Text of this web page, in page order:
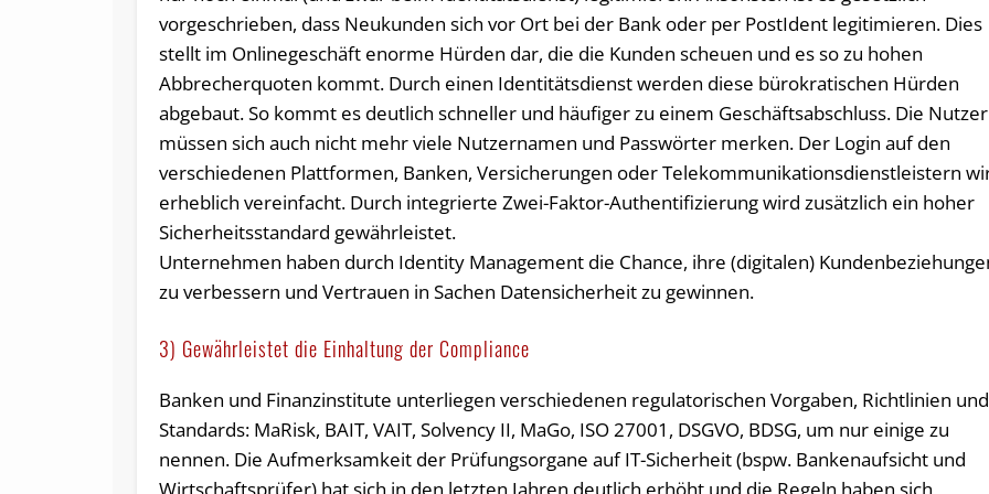
vorgeschrieben, dass Neukunden sich vor Ort bei der Bank oder per PostIdent legitimieren. Dies
stellt im Onlinegeschäft enorme Hürden dar, die die Kunden scheuen und es so zu hohen
Abbrecherquoten kommt. Durch einen Identitätsdienst werden diese bürokratischen Hürden
abgebaut. So kommt es deutlich schneller und häufiger zu einem Geschäftsabschluss. Die Nutzer
müssen sich auch nicht mehr viele Nutzernamen und Passwörter merken. Der Login auf den
verschiedenen Plattformen, Banken, Versicherungen oder Telekommunikationsdienstleistern
erheblich vereinfacht. Durch integrierte Zwei-Faktor-Authentifizierung wird zusätzlich ein hoher
Sicherheitsstandard gewährleistet.
Unternehmen haben durch Identity Management die Chance, ihre (digitalen)
zu verbessern und Vertrauen in Sachen Datensicherheit zu gewinnen.
3) Gewährleistet die Einhaltung der Compliance
Banken und Finanzinstitute unterliegen verschiedenen regulatorischen Vorgaben, Richtlinien und
Standards: MaRisk, BAIT, VAIT, Solvency II, MaGo, ISO 27001, DSGVO, BDSG, um nur einige zu
nennen. Die Aufmerksamkeit der Prüfungsorgane auf IT-Sicherheit (bspw. Bankenaufsicht und